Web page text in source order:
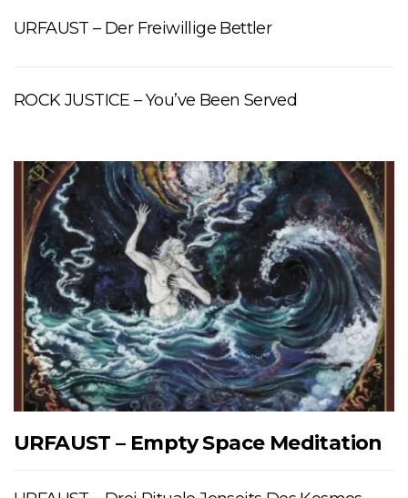
URFAUST – Der Freiwillige Bettler
ROCK JUSTICE – You’ve Been Served
URFAUST – Empty Space Meditation